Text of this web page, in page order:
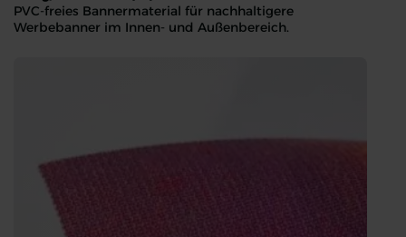
PVC-freies Bannermaterial für nachhaltigere
Werbebanner im Innen- und Außenbereich.